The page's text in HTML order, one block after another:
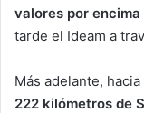
valores por encima
tarde el Ideam a
Más adelante, hacia
222 kilómetros de